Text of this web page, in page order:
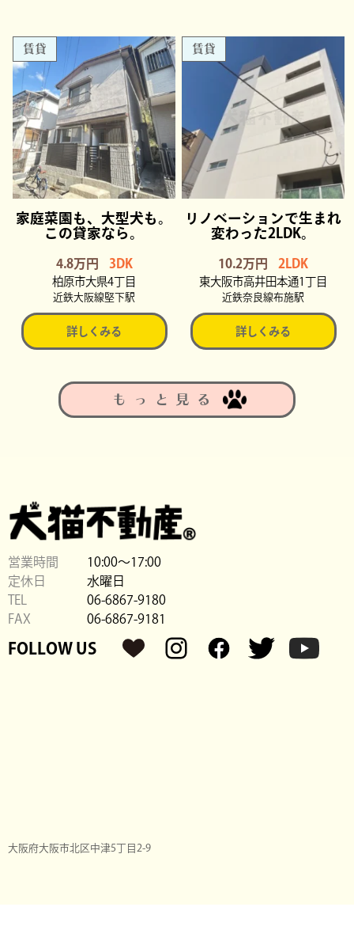
賃貸
家庭菜園も、大型犬も。
この貸家なら。
4.8万円 3DK
柏原市大県4丁目
近鉄大阪線堅下駅
詳しくみる
賃貸
リノベーションで生まれ
変わった2LDK。
10.2万円 2LDK
東大阪市高井田本通1丁目
近鉄奈良線布施駅
詳しくみる
もっと見る
営業時間
10:00〜17:00
定休日
水曜日
TEL
06-6867-9180
FAX
06-6867-9181
FOLLOW US
大阪府大阪市北区中津5丁目2-9